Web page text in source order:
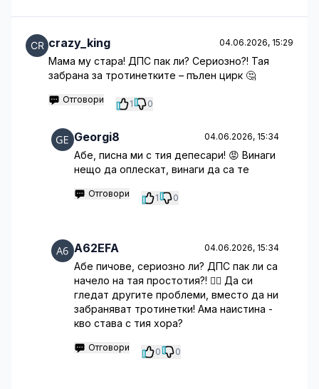
crazy_king 04.06.2026, 15:29
Мама му стара! ДПС пак ли? Сериозно?! Тая
забрана за тротинетките – пълен цирк 🤔
Отговори 1 0
Georgi8 04.06.2026, 15:34
Абе, писна ми с тия депесари! 😡 Винаги
нещо да оплескат, винаги да са те
Отговори 1 0
A62EFA 04.06.2026, 15:34
Абе пичове, сериозно ли? ДПС пак ли са
начело на тая простотия?! 🤦‍♂️ Да си
гледат другите проблеми, вместо да ни
забраняват тротинетки! Ама наистина -
кво става с тия хора?
Отговори 0 0